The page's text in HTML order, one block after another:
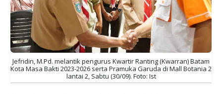
Jefridin, M.Pd. melantik pengurus Kwartir Ranting (Kwarran) Batam
Kota Masa Bakti 2023-2026 serta Pramuka Garuda di Mall Botania 2
lantai 2, Sabtu (30/09). Foto: Ist